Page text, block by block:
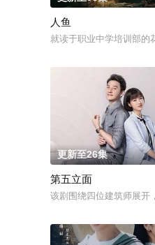
人鱼
就读于职业中学培训部的
更新至26集
第五立面
该剧围绕四位建筑师展开